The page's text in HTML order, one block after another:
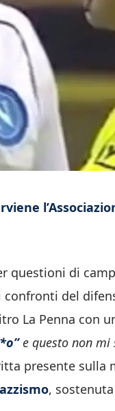
questioni di
confronti del
La Penna con
e questo non mi
presente sulla
,